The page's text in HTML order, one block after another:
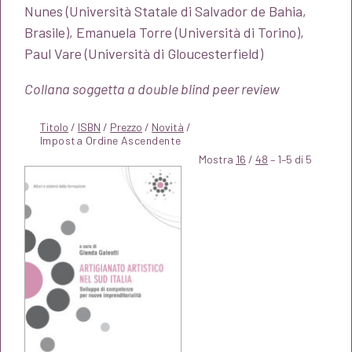
Nunes (Università Statale di Salvador de Bahia,
Brasile), Emanuela Torre (Università di Torino),
Paul Vare (Università di Gloucesterfield)
Collana soggetta a double blind peer review
Titolo / ISBN / Prezzo / Novità /
Mostra 16 / 48 – 1–5 di 5